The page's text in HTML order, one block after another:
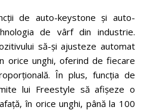
de auto-keystone și auto-
de vârf din industrie.
să-și ajusteze automat
orice unghi, oferind de fiecare
În plus, funcția de
lui Freestyle să afișeze o
în orice unghi, până la 100